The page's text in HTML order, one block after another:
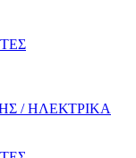
/ ΗΛΕΚΤΡΙΚΑ